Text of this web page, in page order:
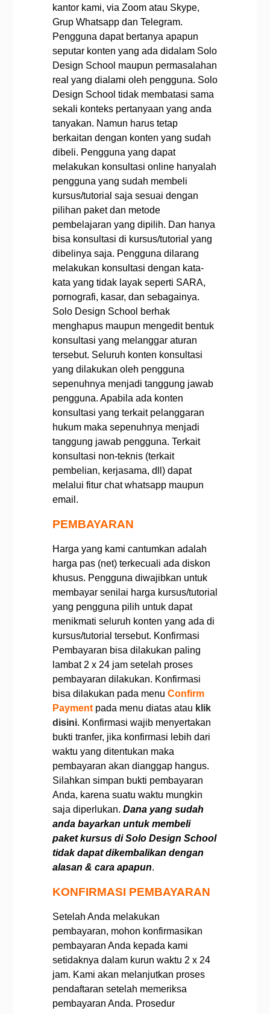
kantor kami, via Zoom atau Skype,
Grup Whatsapp dan Telegram.
Pengguna dapat bertanya apapun
seputar konten yang ada didalam Solo
Design School maupun permasalahan
real yang dialami oleh pengguna. Solo
Design School tidak membatasi sama
sekali konteks pertanyaan yang anda
tanyakan. Namun harus tetap
berkaitan dengan konten yang sudah
dibeli. Pengguna yang dapat
melakukan konsultasi online hanyalah
pengguna yang sudah membeli
kursus/tutorial saja sesuai dengan
pilihan paket dan metode
pembelajaran yang dipilih. Dan hanya
bisa konsultasi di kursus/tutorial yang
dibelinya saja. Pengguna dilarang
melakukan konsultasi dengan kata-
kata yang tidak layak seperti SARA,
pornografi, kasar, dan sebagainya.
Solo Design School berhak
menghapus maupun mengedit bentuk
konsultasi yang melanggar aturan
tersebut. Seluruh konten konsultasi
yang dilakukan oleh pengguna
sepenuhnya menjadi tanggung jawab
pengguna. Apabila ada konten
konsultasi yang terkait pelanggaran
hukum maka sepenuhnya menjadi
tanggung jawab pengguna. Terkait
konsultasi non-teknis (terkait
pembelian, kerjasama, dll) dapat
melalui fitur chat whatsapp maupun
email.
PEMBAYARAN
Harga yang kami cantumkan adalah
harga pas (net) terkecuali ada diskon
khusus. Pengguna diwajibkan untuk
membayar senilai harga kursus/tutorial
yang pengguna pilih untuk dapat
menikmati seluruh konten yang ada di
kursus/tutorial tersebut. Konfirmasi
Pembayaran bisa dilakukan paling
lambat 2 x 24 jam setelah proses
pembayaran dilakukan. Konfirmasi
bisa dilakukan pada menu Confirm
Payment pada menu diatas atau klik
disini. Konfirmasi wajib menyertakan
bukti tranfer, jika konfirmasi lebih dari
waktu yang ditentukan maka
pembayaran akan dianggap hangus.
Silahkan simpan bukti pembayaran
Anda, karena suatu waktu mungkin
saja diperlukan. Dana yang sudah
anda bayarkan untuk membeli
paket kursus di Solo Design School
tidak dapat dikembalikan dengan
alasan & cara apapun.
KONFIRMASI PEMBAYARAN
Setelah Anda melakukan
pembayaran, mohon konfirmasikan
pembayaran Anda kepada kami
setidaknya dalam kurun waktu 2 x 24
jam. Kami akan melanjutkan proses
pendaftaran setelah memeriksa
pembayaran Anda. Prosedur